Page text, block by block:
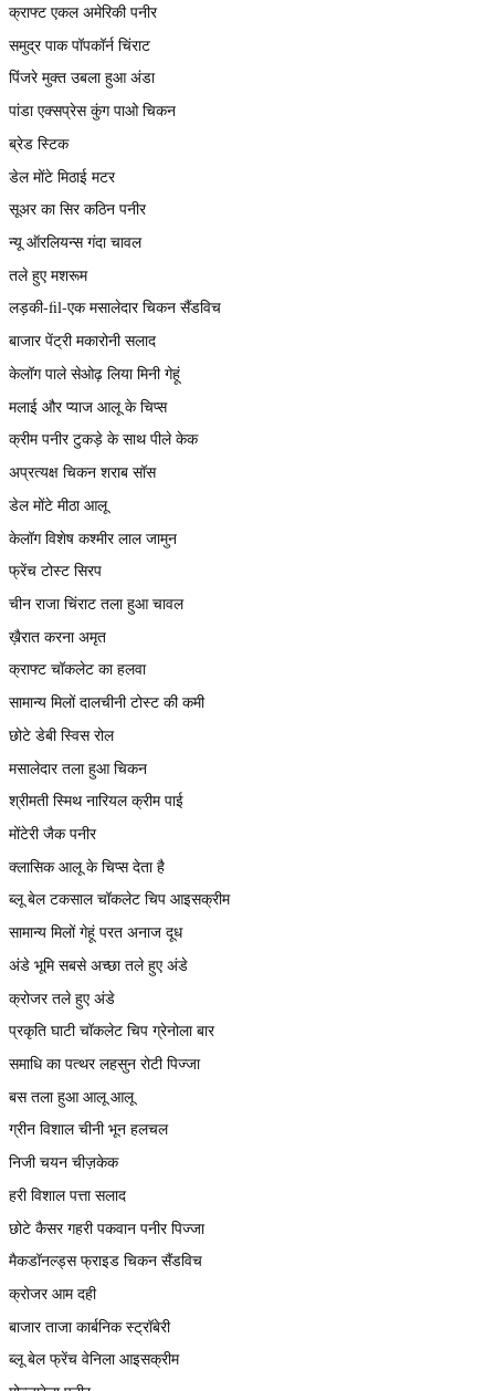
क्राफ्ट एकल अमेरिकी पनीर
समुद्र पाक पॉपकॉर्न चिंराट
पिंजरे मुक्त उबला हुआ अंडा
पांडा एक्सप्रेस कुंग पाओ चिकन
ब्रेड स्टिक
डेल मोंटे मिठाई मटर
सूअर का सिर कठिन पनीर
न्यू ऑरलियन्स गंदा चावल
तले हुए मशरूम
लड़की-fil-एक मसालेदार चिकन सैंडविच
बाजार पेंट्री मकारोनी सलाद
केलॉग पाले सेओढ़ लिया मिनी गेहूं
मलाई और प्याज आलू के चिप्स
क्रीम पनीर टुकड़े के साथ पीले केक
अप्रत्यक्ष चिकन शराब सॉस
डेल मोंटे मीठा आलू
केलॉग विशेष कश्मीर लाल जामुन
फ्रेंच टोस्ट सिरप
चीन राजा चिंराट तला हुआ चावल
ख़ैरात करना अमृत
क्राफ्ट चॉकलेट का हलवा
सामान्य मिलों दालचीनी टोस्ट की कमी
छोटे डेबी स्विस रोल
मसालेदार तला हुआ चिकन
श्रीमती स्मिथ नारियल क्रीम पाई
मोंटेरी जैक पनीर
क्लासिक आलू के चिप्स देता है
ब्लू बेल टकसाल चॉकलेट चिप आइसक्रीम
सामान्य मिलों गेहूं परत अनाज दूध
अंडे भूमि सबसे अच्छा तले हुए अंडे
क्रोजर तले हुए अंडे
प्रकृति घाटी चॉकलेट चिप ग्रेनोला बार
समाधि का पत्थर लहसुन रोटी पिज्जा
बस तला हुआ आलू आलू
ग्रीन विशाल चीनी भून हलचल
निजी चयन चीज़केक
हरी विशाल पत्ता सलाद
छोटे कैसर गहरी पकवान पनीर पिज्जा
मैकडॉनल्ड्स फ्राइड चिकन सैंडविच
क्रोजर आम दही
बाजार ताजा कार्बनिक स्ट्रॉबेरी
ब्लू बेल फ्रेंच वेनिला आइसक्रीम